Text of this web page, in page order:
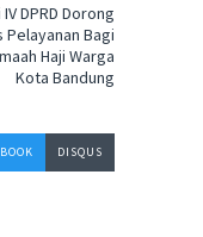
DPRD Dorong
Pelayanan Bagi
Haji Warga
Kota Bandung
DISQUS